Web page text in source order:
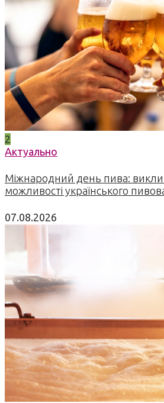
2
Актуально
Міжнародний день пива:
можливості українського
07.08.2026